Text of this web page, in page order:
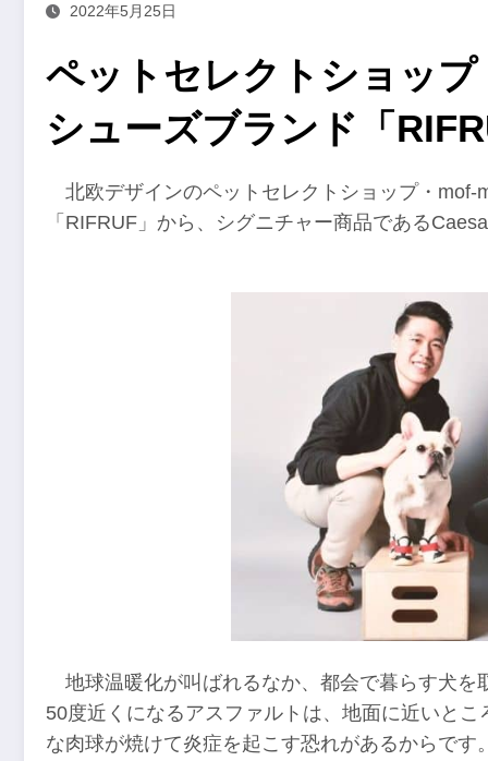
2022年5月25日
ペットセレクトショッ
シューズブランド「
北欧デザインのペットセレクトショップ・
「RIFRUF」から、シグニチャー商品である
地球温暖化が叫ばれるなか、都会で暮らす犬
50度近くになるアスファルトは、地面に近いと
な肉球が焼けて炎症を起こす恐れがあるからで